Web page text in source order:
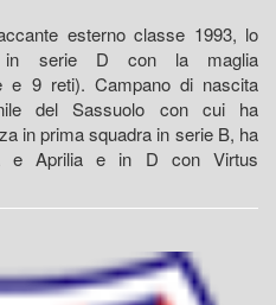
esterno classe 1993, lo
in serie D con la maglia
e 9 reti). Campano di nascita
del Sassuolo con cui ha
in prima squadra in serie B, ha
e Aprilia e in D con Virtus